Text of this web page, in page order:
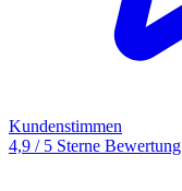
Kundenstimmen
4,9 / 5 Sterne Bewertung